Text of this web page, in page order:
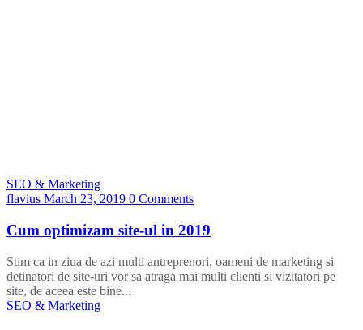
SEO & Marketing
flavius March 23, 2019 0 Comments
Cum optimizam site-ul in 2019
Stim ca in ziua de azi multi antreprenori, oameni de marketing si
detinatori de site-uri vor sa atraga mai multi clienti si vizitatori pe
site, de aceea este bine...
SEO & Marketing